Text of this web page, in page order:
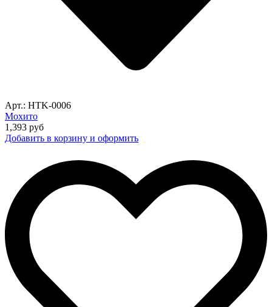
Арт.: HTK-0006
Мохито
1,393 руб
Добавить в корзину и оформить